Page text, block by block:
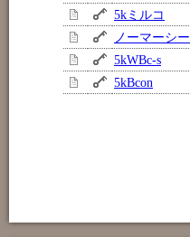
5kミルコ
ノーマーシー
5kWBc-s
5kBcon